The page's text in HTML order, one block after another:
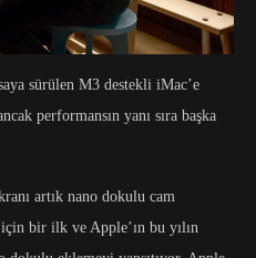
sürülen M3 destekli iMac’e
performansın yanı sıra başka
artık nano dokulu cam
bir ilk ve Apple’ın bu yılın